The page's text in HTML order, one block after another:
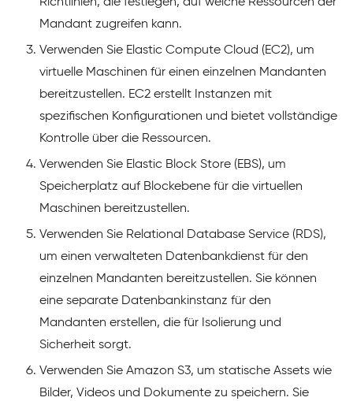
Richtlinien, die festlegen, auf welche Ressourcen der
Mandant zugreifen kann.
Verwenden Sie Elastic Compute Cloud (EC2), um
virtuelle Maschinen für einen einzelnen Mandanten
bereitzustellen. EC2 erstellt Instanzen mit
spezifischen Konfigurationen und bietet vollständige
Kontrolle über die Ressourcen.
Verwenden Sie Elastic Block Store (EBS), um
Speicherplatz auf Blockebene für die virtuellen
Maschinen bereitzustellen.
Verwenden Sie Relational Database Service (RDS),
um einen verwalteten Datenbankdienst für den
einzelnen Mandanten bereitzustellen. Sie können
eine separate Datenbankinstanz für den
Mandanten erstellen, die für Isolierung und
Sicherheit sorgt.
Verwenden Sie Amazon S3, um statische Assets wie
Bilder, Videos und Dokumente zu speichern. Sie